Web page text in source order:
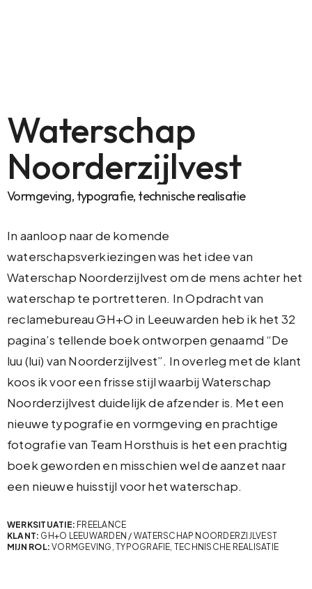
Waterschap
Noorderzijlvest
Vormgeving, typografie, technische realisatie
In aanloop naar de komende
waterschapsverkiezingen was het idee van
Waterschap Noorderzijlvest om de mens achter het
waterschap te portretteren. In Opdracht van
reclamebureau GH+O in Leeuwarden heb ik het 32
pagina’s tellende boek ontworpen genaamd “De
luu (lui) van Noorderzijlvest”. In overleg met de klant
koos ik voor een frisse stijl waarbij Waterschap
Noorderzijlvest duidelijk de afzender is. Met een
nieuwe typografie en vormgeving en prachtige
fotografie van Team Horsthuis is het een prachtig
boek geworden en misschien wel de aanzet naar
een nieuwe huisstijl voor het waterschap.
WERKSITUATIE: FREELANCE
KLANT: GH+O LEEUWARDEN / WATERSCHAP NOORDERZIJLVEST
MIJN ROL: VORMGEVING, TYPOGRAFIE, TECHNISCHE REALISATIE